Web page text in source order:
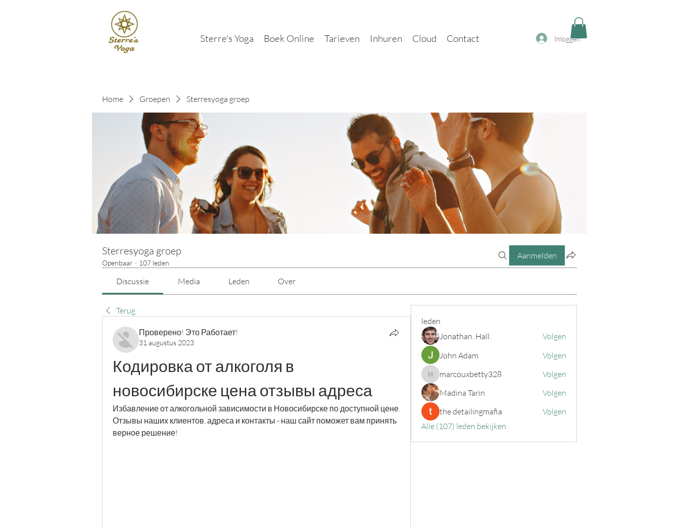
Sterre's Yoga Boek Online Tarieven Inhuren Cloud Contact Inloggen
Home Groepen Sterresyoga groep
Sterresyoga groep
Openbaar · 107 leden
Aanmelden
Discussie Media Leden Over
Terug
Проверено! Это Работает!
31 augustus 2023
Кодировка от алкоголя в
новосибирске цена отзывы адреса
Избавление от алкогольной зависимости в Новосибирске по доступной цене.
Отзывы наших клиентов, адреса и контакты - наш сайт поможет вам принять
верное решение!
leden
Jonathan. Hall.
Volgen
John Adam
Volgen
marcouxbetty328
marcouxbetty328
Volgen
Madina Tarin
Volgen
the detailingmafia
Volgen
Alle (107) leden bekijken